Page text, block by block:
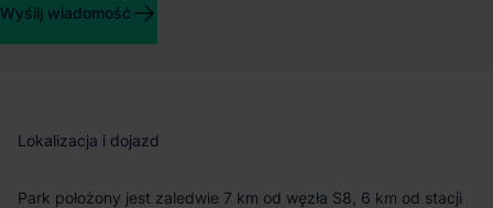
dostępne jest około 95 477 m² w dwóch nowoczesnych halach
Lokalizacja i dojazd
Park położony jest zaledwie 7 km od węzła S8, 6 km od stacji
Wyślij wiadomość